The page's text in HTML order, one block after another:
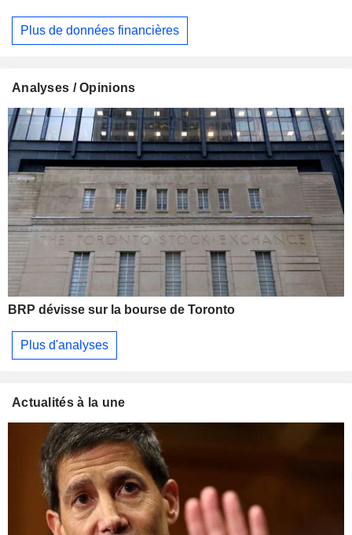
Plus de données financières
Analyses / Opinions
BRP dévisse sur la bourse de Toronto
Plus d'analyses
Actualités à la une